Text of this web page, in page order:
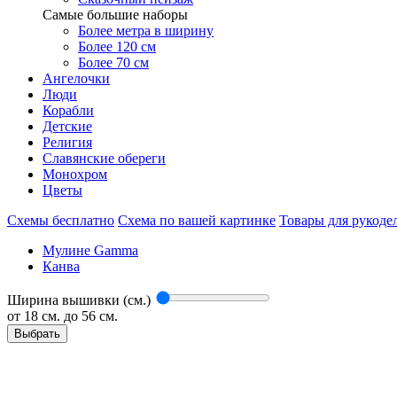
Самые большие наборы
Более метра в ширину
Более 120 см
Более 70 см
Ангелочки
Люди
Корабли
Детские
Религия
Славянские обереги
Монохром
Цветы
Схемы бесплатно Схема по вашей картинке Товары для
Мулине Gamma
Канва
Ширина вышивки (см.)
от 18 см. до 56 см.
Выбрать